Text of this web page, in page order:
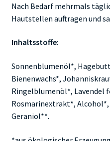
Nach Bedarf mehrmals
Hautstellen auftragen und
Inhaltsstoffe:
Sonnenblumenöl*,
Bienenwachs*,
Ringelblumenöl*, Lavendel
Rosmarinextrakt*,
Geraniol**.